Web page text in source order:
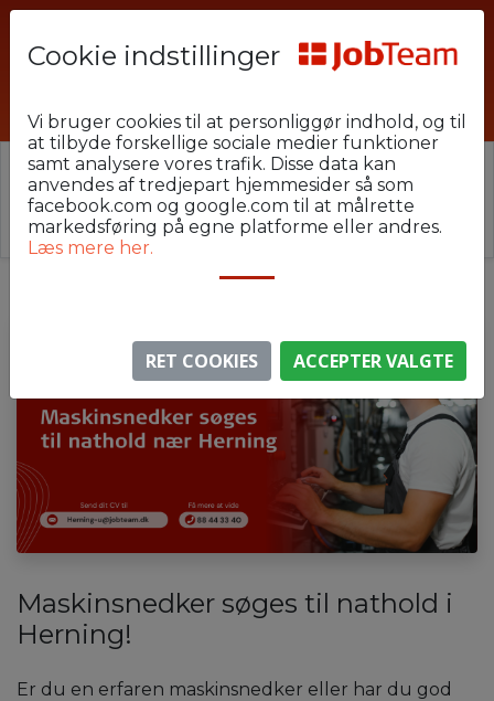
⚠️ Denne jobannonce er udløbet.
Stillingen er ikke længere aktiv, men du kan
lignende annoncer her.
Maskinsnedker søges til nathold i
Herning!
Er du en erfaren maskinsnedker eller har du god
Cookie indstillinger
Vi bruger cookies til at personliggør indhold, og til
at tilbyde forskellige sociale medier funktioner
samt analysere vores trafik. Disse data kan
anvendes af tredjepart hjemmesider så som
facebook.com og google.com til at målrette
markedsføring på egne platforme eller andres.
Læs mere her.
RET COOKIES ACCEPTER VALGTE